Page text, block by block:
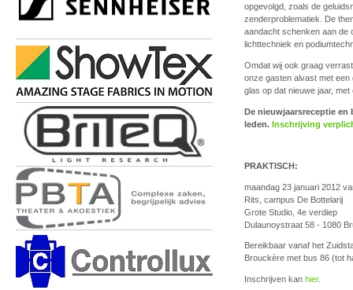
opgevolgd, zoals de
zenderproblematiek. De
aandacht schenken aan de
lichttechniek en
Omdat wij ook graag
onze gasten alvast met een
glas op dat nieuwe jaar,
De nieuwjaarsreceptie en
leden. Inschrijving
PRAKTISCH:
maandag 23 januari 2012
Rits, campus De Bottelarij
Grote Studio, 4e verdiep
Dulaunoystraat 58 - 1080
Bereikbaar vanaf het
Brouckère met bus 86 (tot
Inschrijven kan hier.